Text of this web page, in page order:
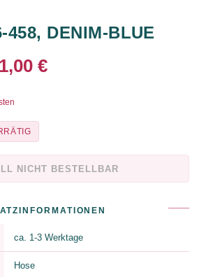
458, DENIM-BLUE
€
NICHT BESTELLBAR
ca. 1-3 Werktage
Hose